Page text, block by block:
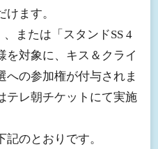
ます。
、または「スタンドSS 4
を対象に、キス＆クライ
への参加権が付与されま
テレ朝チケットにて実施
のとおりです。